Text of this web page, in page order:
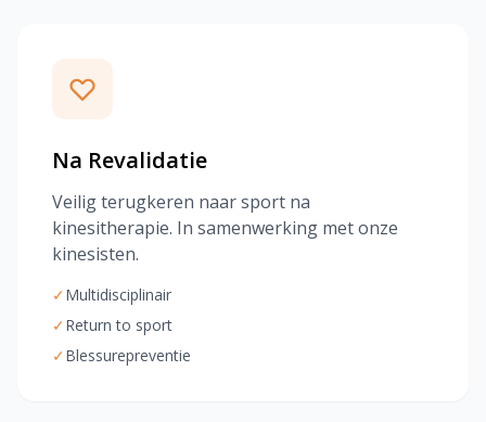
Na Revalidatie
Veilig terugkeren naar sport na
kinesitherapie. In samenwerking met onze
kinesisten.
✓Multidisciplinair
✓Return to sport
✓Blessurepreventie